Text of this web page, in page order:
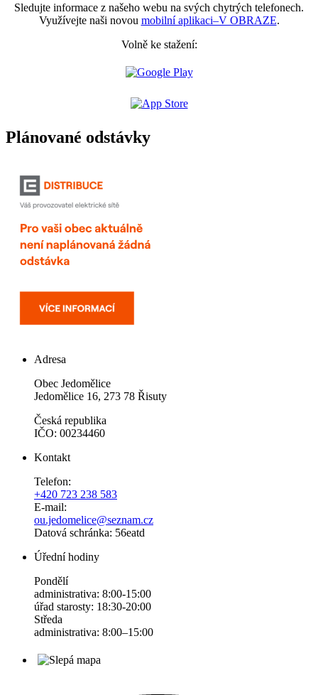
Sledujte informace z našeho webu na svých chytrých telefonech.
Využívejte naši novou mobilní aplikaci–V OBRAZE.
Volně ke stažení:
Plánované odstávky
Adresa
Obec Jedomělice
Jedomělice 16, 273 78 Řisuty
Česká republika
IČO: 00234460
Kontakt
Telefon:
+420 723 238 583
E-mail:
ou.jedomelice@seznam.cz
Datová schránka: 56eatd
Úřední hodiny
Pondělí
administrativa: 8:00-15:00
úřad starosty: 18:30-20:00
Středa
administrativa: 8:00–15:00